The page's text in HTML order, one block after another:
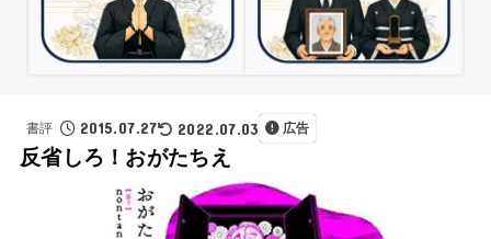
書評 2015.07.27 2022.07.03 広告
反省しろ！おがたちえ